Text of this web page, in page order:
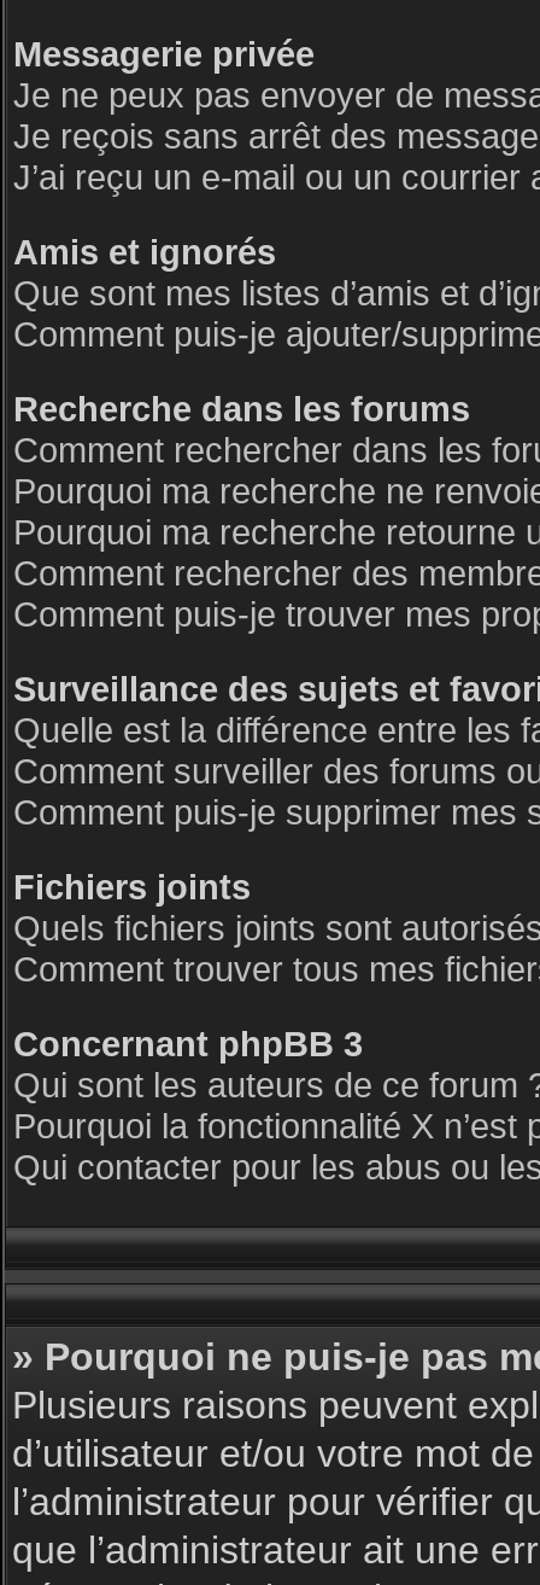
Messagerie privée
Je ne peux pas envoyer de
Je reçois sans arrêt des
J’ai reçu un e-mail ou un courrier
Amis et ignorés
Que sont mes listes d’amis et
Comment puis-je ajouter/
Recherche dans les forums
Comment rechercher dans les
Pourquoi ma recherche ne
Pourquoi ma recherche retourne
Comment rechercher des
Comment puis-je trouver mes
Surveillance des sujets et
Quelle est la différence entre les
Comment surveiller des forums
Comment puis-je supprimer mes
Fichiers joints
Quels fichiers joints sont
Comment trouver tous mes
Concernant phpBB 3
Qui sont les auteurs de ce forum
Pourquoi la fonctionnalité X n’est
Qui contacter pour les abus ou
» Pourquoi ne puis-je pas
Plusieurs raisons peuvent
d’utilisateur et/ou votre mot
l’administrateur pour vérifier
que l’administrateur ait une